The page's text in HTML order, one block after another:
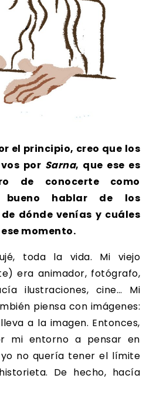
el principio, creo que los
por Sarna, que ese es
de conocerte como
bueno hablar de los
dónde venías y cuáles
momento.
toda la vida. Mi viejo
era animador, fotógrafo,
ilustraciones, cine… Mi
piensa con imágenes:
a la imagen. Entonces,
mi entorno a pensar en
no quería tener el límite
De hecho, hacía